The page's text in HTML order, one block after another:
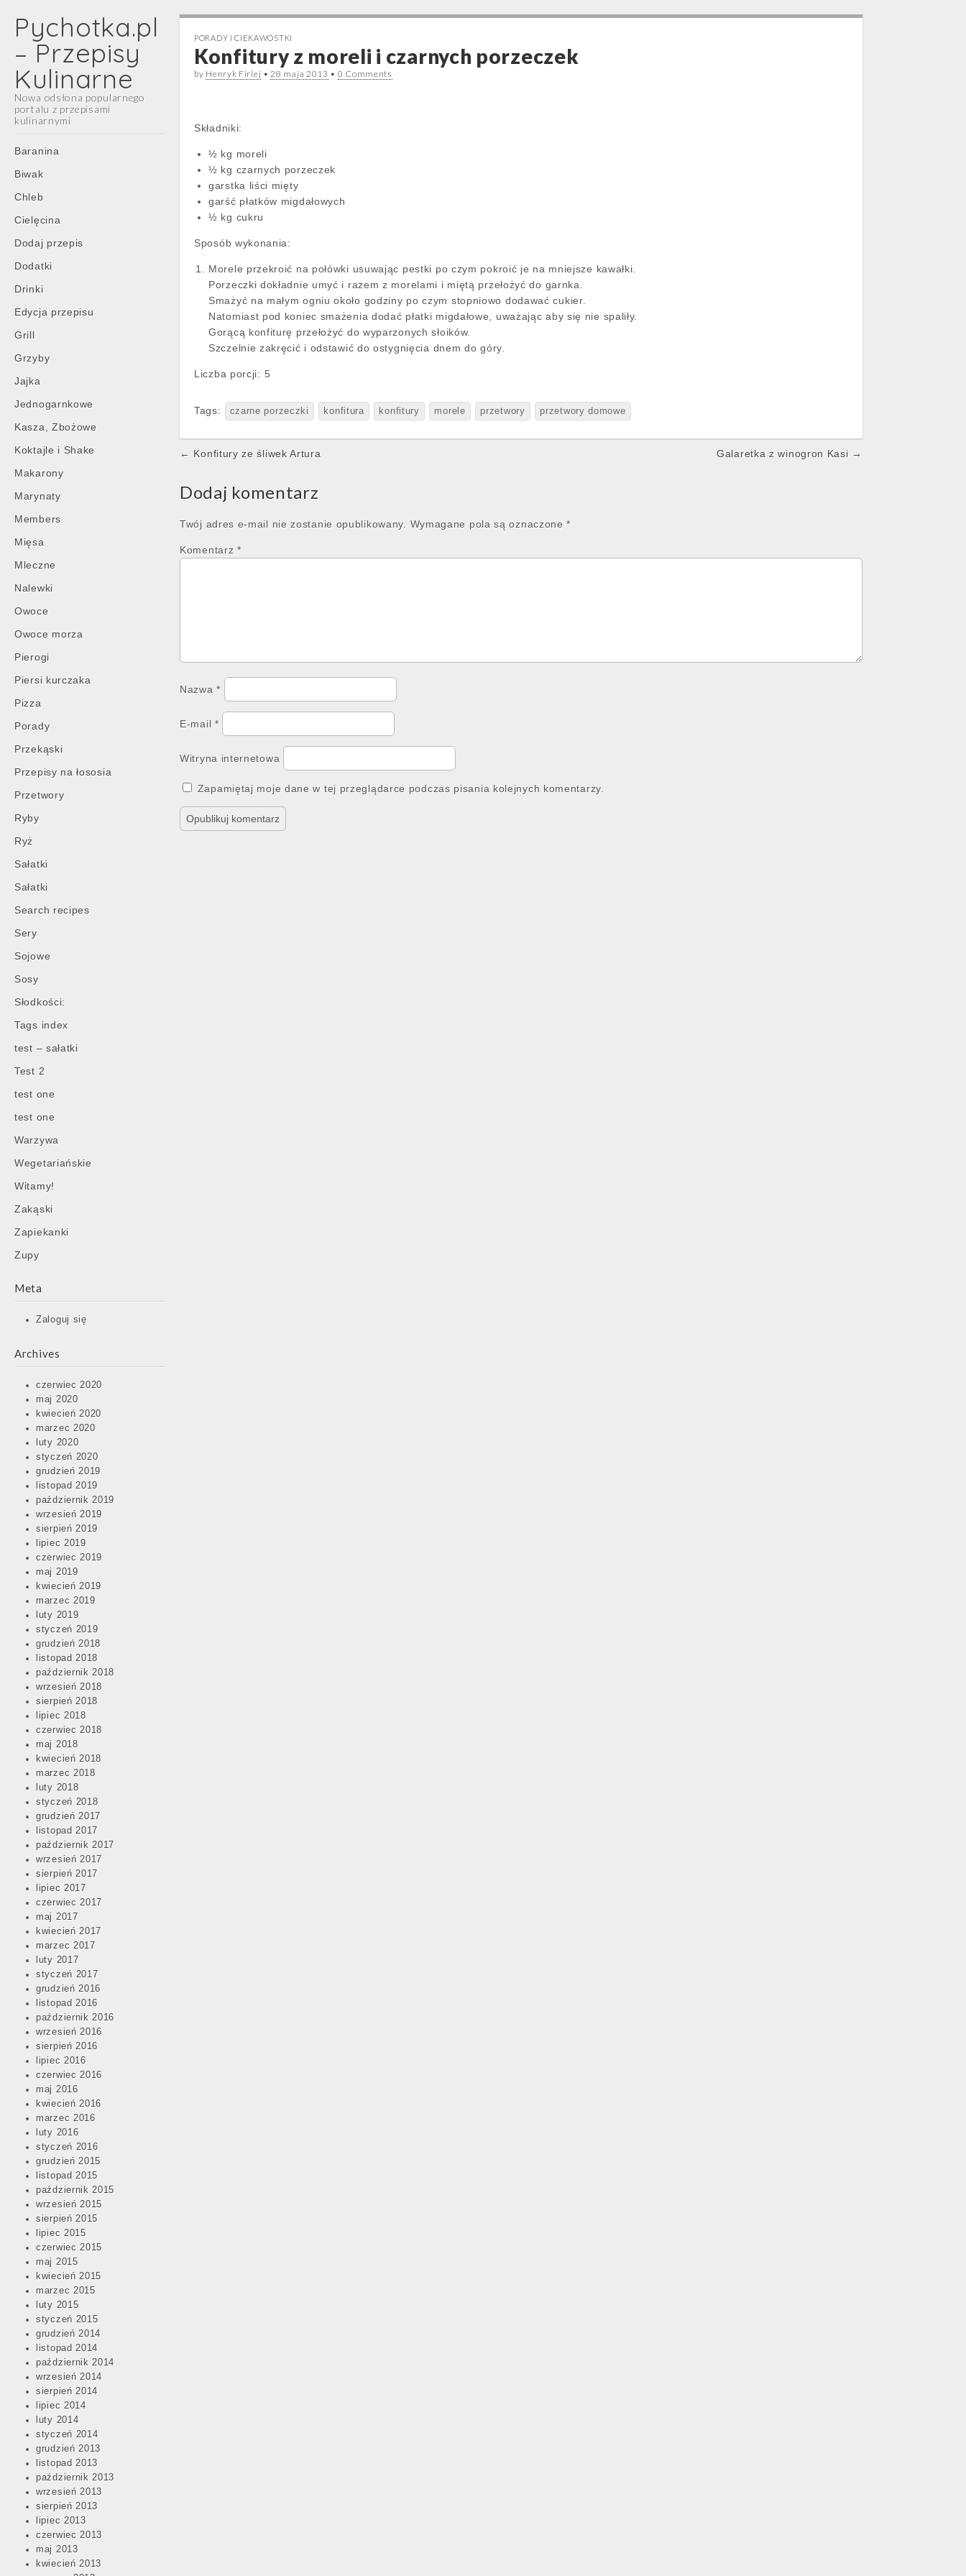
Pychotka.pl
– Przepisy
Kulinarne
Nowa odsłona popularnego
portalu z przepisami
kulinarnymi
Main
menu
Skip
content
Baranina
Biwak
Chleb
Cielęcina
Dodaj przepis
Dodatki
Drinki
Edycja przepisu
Grill
Grzyby
Jajka
Jednogarnkowe
Kasza, Zbożowe
Koktajle i Shake
Makarony
Marynaty
Members
Mięsa
Mleczne
Nalewki
Owoce
Owoce morza
Pierogi
Piersi kurczaka
Pizza
Porady
Przekąski
Przepisy na łososia
Przetwory
Ryby
Ryż
Sałatki
Sałatki
Search recipes
Sery
Sojowe
Sosy
Słodkości:
Tags index
test – sałatki
Test 2
test one
test one
Warzywa
Wegetariańskie
Witamy!
Zakąski
Zapiekanki
Zupy
Meta
Zaloguj się
Archives
czerwiec 2020
maj 2020
kwiecień 2020
marzec 2020
luty 2020
styczeń 2020
grudzień 2019
listopad 2019
październik 2019
wrzesień 2019
sierpień 2019
lipiec 2019
czerwiec 2019
maj 2019
kwiecień 2019
marzec 2019
luty 2019
styczeń 2019
grudzień 2018
listopad 2018
październik 2018
wrzesień 2018
sierpień 2018
lipiec 2018
czerwiec 2018
maj 2018
kwiecień 2018
marzec 2018
luty 2018
styczeń 2018
grudzień 2017
listopad 2017
październik 2017
wrzesień 2017
sierpień 2017
lipiec 2017
czerwiec 2017
maj 2017
kwiecień 2017
marzec 2017
luty 2017
styczeń 2017
grudzień 2016
listopad 2016
październik 2016
wrzesień 2016
sierpień 2016
lipiec 2016
czerwiec 2016
maj 2016
kwiecień 2016
marzec 2016
luty 2016
styczeń 2016
grudzień 2015
listopad 2015
październik 2015
wrzesień 2015
sierpień 2015
lipiec 2015
czerwiec 2015
maj 2015
kwiecień 2015
marzec 2015
luty 2015
styczeń 2015
grudzień 2014
listopad 2014
październik 2014
wrzesień 2014
sierpień 2014
lipiec 2014
luty 2014
styczeń 2014
grudzień 2013
listopad 2013
październik 2013
wrzesień 2013
sierpień 2013
lipiec 2013
czerwiec 2013
maj 2013
kwiecień 2013
PORADY I CIEKAWOSTKI
Konfitury z moreli i czarnych porzeczek
by Henryk Firlej •28 maja 2013 • 0 Comments
Składniki:
½ kg moreli
½ kg czarnych porzeczek
garstka liści mięty
garść płatków migdałowych
½ kg cukru
Sposób wykonania:
Morele przekroić na połówki usuwając pestki po czym pokroić je na mniejsze kawałki.
Porzeczki dokładnie umyć i razem z morelami i miętą przełożyć do garnka.
Smażyć na małym ogniu około godziny po czym stopniowo dodawać cukier.
Natomiast pod koniec smażenia dodać płatki migdałowe, uważając aby się nie spaliły.
Gorącą konfiturę przełożyć do wyparzonych słoików.
Szczelnie zakręcić i odstawić do ostygnięcia dnem do góry.
Liczba porcji: 5
Tags: czarne porzeczki konfitura konfitury morele przetwory przetwory domowe
Post
← Konfitury ze śliwek Artura Galaretka z winogron Kasi →
Dodaj komentarz
Twój adres e-mail nie zostanie opublikowany. Wymagane pola są oznaczone*
Komentarz *
Nazwa*
E-mail *
Witryna internetowa
Zapamiętaj moje dane w tej przeglądarce podczas pisania kolejnych komentarzy.